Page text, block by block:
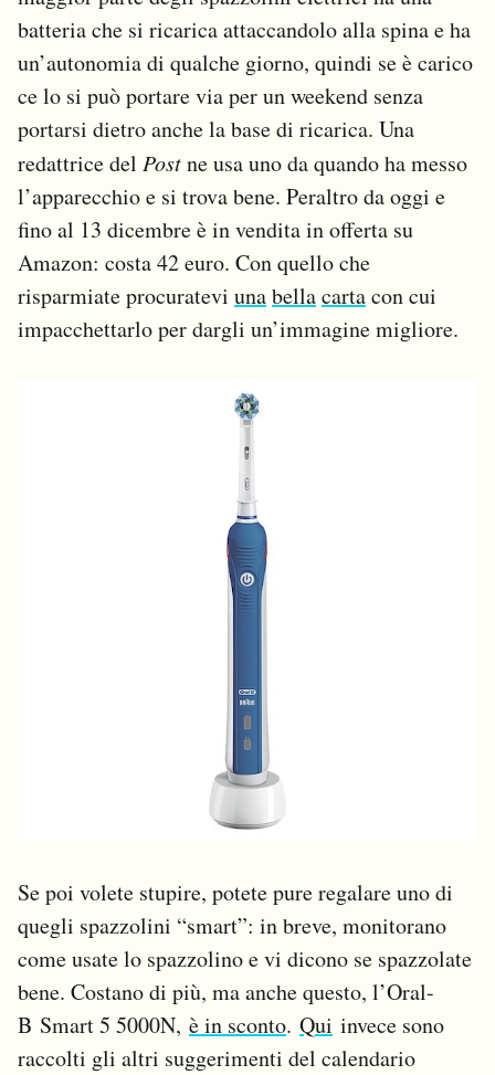
batteria che si ricarica attaccandolo alla spina e ha
un’autonomia di qualche giorno, quindi se è carico
ce lo si può portare via per un weekend senza
portarsi dietro anche la base di ricarica. Una
redattrice del Postne usa uno da quando ha messo
l’apparecchio e si trova bene. Peraltro da oggi e
fino al 13 dicembre è in vendita in offerta su
Amazon: costa 42 euro. Con quello che
risparmiate procuratevi unabellacartacon cui
impacchettarlo per dargli un’immagine migliore.
Se poi volete stupire, potete pure regalare uno di
quegli spazzolini “smart”: in breve, monitorano
come usate lo spazzolino e vi dicono se spazzolate
bene. Costano di più, ma anche questo, l’Oral-
B Smart 5 5000N, è in sconto. Qui invece sono
raccolti gli altri suggerimenti del calendario